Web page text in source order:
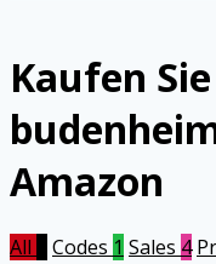
Kaufen
Amazon
All Codes 1 Sales 4